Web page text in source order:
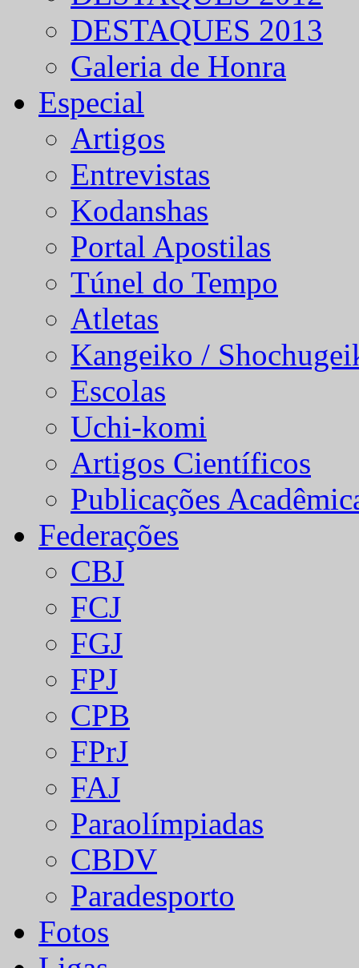
DESTAQUES 2013
Galeria de Honra
Especial
Artigos
Entrevistas
Kodanshas
Portal Apostilas
Túnel do Tempo
Atletas
Kangeiko /
Escolas
Uchi-komi
Artigos Científicos
Publicações
Federações
CBJ
FCJ
FGJ
FPJ
CPB
FPrJ
FAJ
Paraolímpiadas
CBDV
Paradesporto
Fotos